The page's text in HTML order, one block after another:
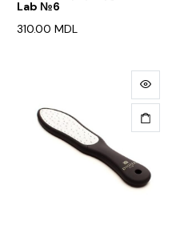
Lab №6
310.00 MDL